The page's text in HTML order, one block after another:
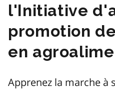
l'Initiative
promotion
en
Apprenez la marche à